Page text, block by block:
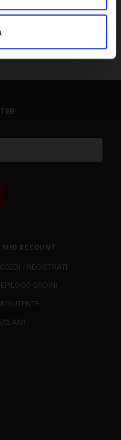
MIO ACCOUNT
/ REGISTRATI
ORDINI
UTENTE